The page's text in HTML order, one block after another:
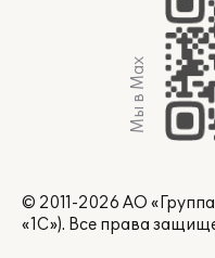
Мы в Max
© 2011-2026 АО
«1С»). Все права